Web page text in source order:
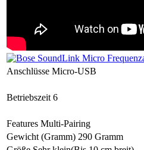
Anschlüsse Micro-USB
Betriebszeit 6
Features Multi-Pairing
Gewicht (Gramm) 290 Gramm